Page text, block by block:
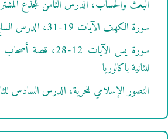
البعث والحساب، الدرس الثامن للجذع
سورة الكهف الآيات 19-31، الدرس السابع للجذع المشترك
سورة يس الآيات 12-
للثانية باكالوريا
التصور الإسلامي للحرية، الدرس السادس